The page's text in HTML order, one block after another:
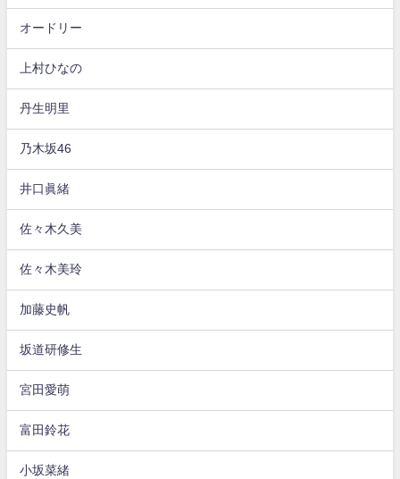
オードリー
上村ひなの
丹生明里
乃木坂46
井口眞緒
佐々木久美
佐々木美玲
加藤史帆
坂道研修生
宮田愛萌
富田鈴花
小坂菜緒